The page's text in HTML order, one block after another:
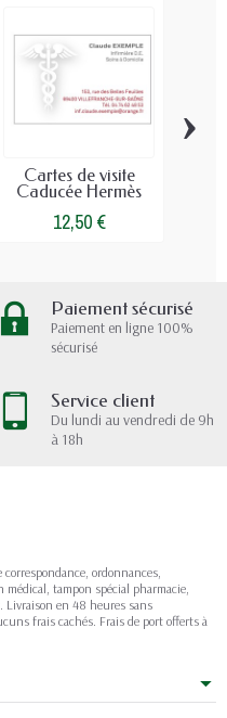
Cartes de visite
Caducée Hermès
12,50 €
›
Paiement sécurisé
Paiement en ligne 100%
sécurisé
Service client
Du lundi au vendredi de 9h
à 18h
ordonnances,
médical, tampon spécial pharmacie,
Livraison en 48 heures sans
frais cachés. Frais de port offerts à